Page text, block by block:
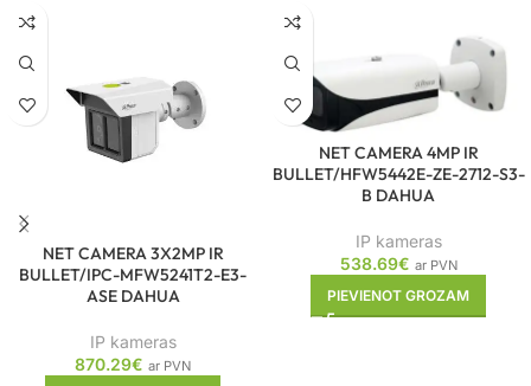
NET CAMERA 3X2MP IR
BULLET/IPC-MFW5241T2-E3-
ASE DAHUA
IP kameras
870.29€ ar PVN
NET CAMERA 4MP IR
BULLET/HFW5442E-ZE-2712-S3-
B DAHUA
IP kameras
538.69€ ar PVN
PIEVIENOT GROZAM